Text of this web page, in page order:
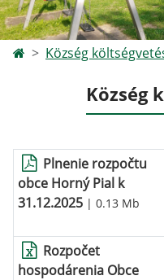
Község
Község
Plnenie rozpočtu
obce Horný Pial k
31.12.2025 | 0.13 Mb
Rozpočet
hospodárenia Obce